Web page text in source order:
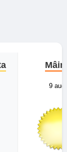
9 aug.